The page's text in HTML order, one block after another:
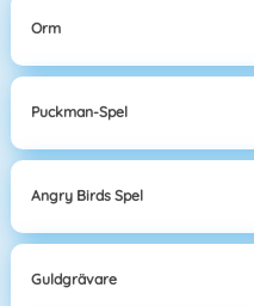
Orm
Puckman-Spel
Angry Birds Spel
Guldgrävare